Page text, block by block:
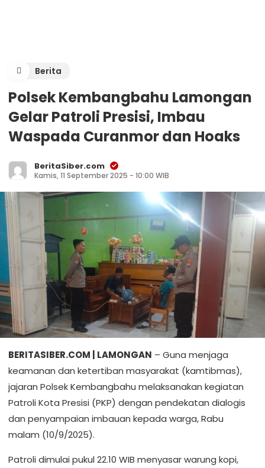
Berita
Polsek Kembangbahu Lamongan
Gelar Patroli Presisi, Imbau
Waspada Curanmor dan Hoaks
BeritaSiber.com
Kamis, 11 September 2025 - 10:00 WIB
BERITASIBER.COM | LAMONGAN – Guna menjaga
keamanan dan ketertiban masyarakat (kamtibmas),
jajaran Polsek Kembangbahu melaksanakan kegiatan
Patroli Kota Presisi (PKP) dengan pendekatan dialogis
dan penyampaian imbauan kepada warga, Rabu
malam (10/9/2025).
Patroli dimulai pukul 22.10 WIB menyasar warung kopi,